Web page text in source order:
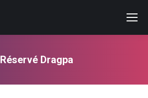
Réservé Dragpa